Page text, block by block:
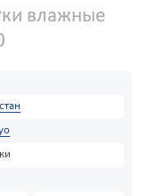
влажные